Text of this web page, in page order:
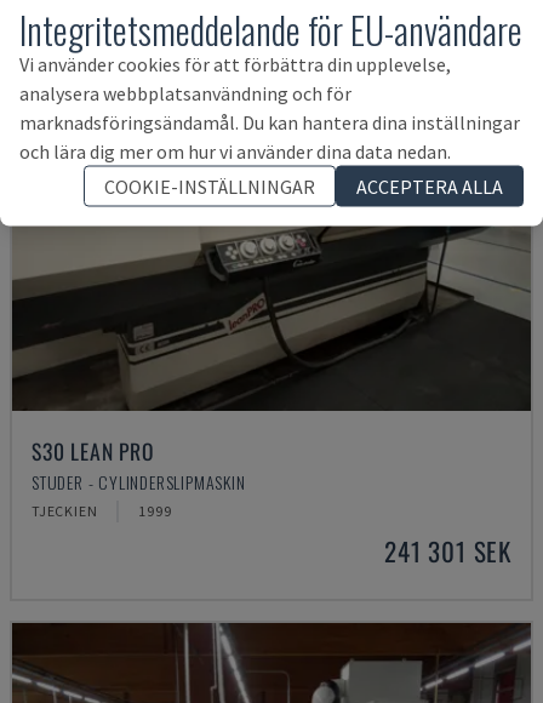
S30 LEAN PRO
STUDER - CYLINDERSLIPMASKIN
TJECKIEN 1999
241 301 SEK
Integritetsmeddelande för EU-användare
Vi använder cookies för att förbättra din upplevelse,
analysera webbplatsanvändning och för
marknadsföringsändamål. Du kan hantera dina inställningar
och lära dig mer om hur vi använder dina data nedan.
COOKIE-INSTÄLLNINGAR
ACCEPTERA ALLA